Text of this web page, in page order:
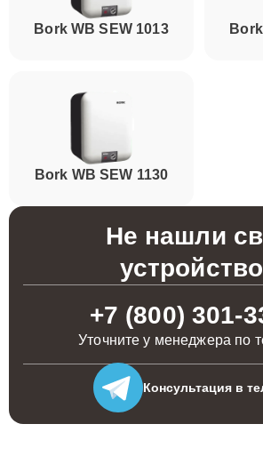
Bork WB SEW 1013
Bork WB SEW 1130
Не нашли
+7 (800) 301-
Уточните у менеджера по
Консультация в